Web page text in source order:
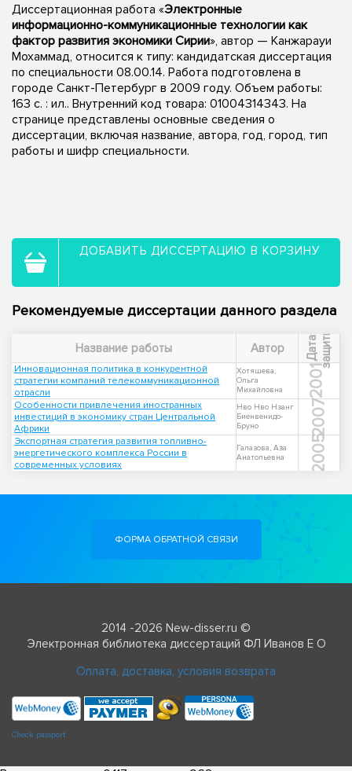
Диссертационная работа «Электронные
информационно-коммуникационные технологии как
фактор развития экономики Сирии», автор — Канжарауи
Мохаммад, относится к типу: кандидатская диссертация
по специальности 08.00.14. Работа подготовлена в
городе Санкт-Петербург в 2009 году. Объем работы:
163 с. : ил.. Внутренний код товара: 01004314343. На
странице представлены основные сведения о
диссертации, включая название, автора, год, город, тип
работы и шифр специальности.
ДОБАВИТЬ ДИССЕРТАЦИЮ В КОРЗИНУ
Рекомендуемые диссертации данного раздела
Название работы Автор Д
а
т
а
з
а
щ
и
т ы
Инновационная политика в конкурентной
стратегии компаний телекоммуникационной
отрасли
Хотяшева,
Ольга
Михайловна
2001
Особенности привлечения иностранных
инвестиций в экономику стран Центральной
Африки
Нво Нво Нзанг
Биенвенидо-
Бруно
2007
Экспортная стратегия развития топливно-
энергетического комплекса России в
современных условиях
Галазова, Аза
Анатольевна
2005
ФОРМА ОБРАТНОЙ СВЯЗИ
2014 -2026 New-disser.ru ©
Электронная библиотека диссертаций ФЛ Иванов Е О
Оплата, доставка, условия возврата
Check passport